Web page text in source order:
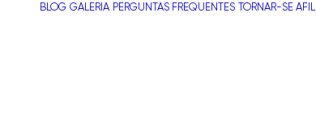
BLOG GALERIA PERGUNTAS FREQUENTES TORNAR-SE